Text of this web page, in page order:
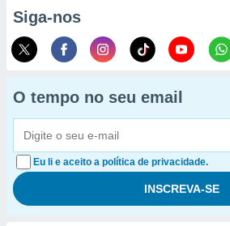
Siga-nos
O tempo no seu email
Eu li e aceito a política de privacidade.